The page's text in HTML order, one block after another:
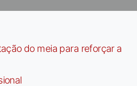
do meia para reforçar a